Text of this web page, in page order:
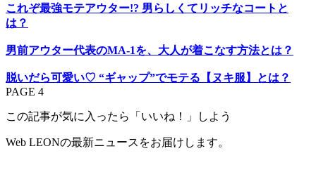
これぞ最強モテアウター!? 男らしくてリッチなコートと
は？
男前アウター代表のMA-1を、大人が着こなす方法とは？
脱いだら可愛い♡ “ギャップ”でモテる【ヌキ服】とは？
PAGE 4
この記事が気に入ったら「いいね！」しよう
Web LEONの最新ニュースをお届けします。